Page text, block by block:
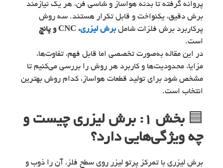
پروانه گرفته تا بدنه هواساز و شاسی فن، هر یک نیازمند
برش دقیق، یکنواخت و قابل تکرار هستند. سه روش
پرکاربرد برش فلزات شامل برش لیزری، CNC و پانچ
است.
در این مقاله به‌صورت تخصصی اما قابل فهم، تفاوت‌ها،
مزایا، محدودیت‌ها و کاربرد هر روش را بررسی می‌کنیم تا
مشخص شود برای تولید قطعات هواساز، کدام روش بهترین
انتخاب است.
🟦
بخش ۱: برش لیزری چیست و
چه ویژگی‌هایی دارد؟
برش لیزری با تمرکز پرتو لیزر روی سطح فلز، آن را ذوب و